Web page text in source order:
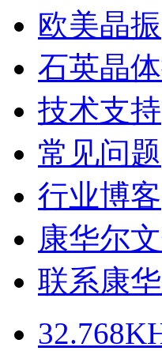
欧美晶振
石英晶
技术支持
常见问题
行业博客
康华尔
联系康